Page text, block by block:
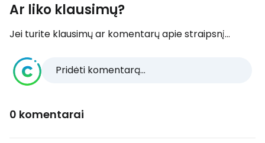
Ar liko klausimų?
Jei turite klausimų ar komentarų apie straipsnį...
Pridėti komentarą...
0 komentarai